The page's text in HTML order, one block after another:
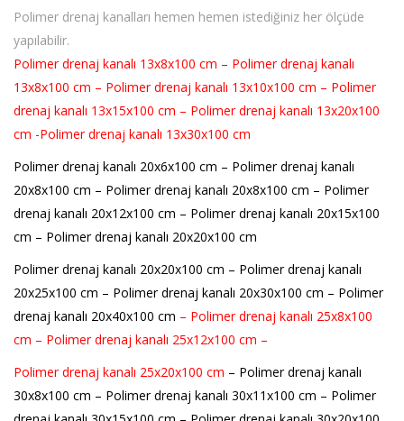
Polimer drenaj kanalları hemen hemen istediğiniz her ölçüde
yapılabilir.
Polimer drenaj kanalı 13x8x100 cm – Polimer drenaj kanalı
13x8x100 cm – Polimer drenaj kanalı 13x10x100 cm – Polimer
drenaj kanalı 13x15x100 cm – Polimer drenaj kanalı 13x20x100
cm -Polimer drenaj kanalı 13x30x100 cm
Polimer drenaj kanalı 20x6x100 cm – Polimer drenaj kanalı
20x8x100 cm – Polimer drenaj kanalı 20x8x100 cm – Polimer
drenaj kanalı 20x12x100 cm – Polimer drenaj kanalı 20x15x100
cm – Polimer drenaj kanalı 20x20x100 cm
Polimer drenaj kanalı 20x20x100 cm – Polimer drenaj kanalı
20x25x100 cm – Polimer drenaj kanalı 20x30x100 cm – Polimer
drenaj kanalı 20x40x100 cm – Polimer drenaj kanalı 25x8x100
cm – Polimer drenaj kanalı 25x12x100 cm –
Polimer drenaj kanalı 25x20x100 cm – Polimer drenaj kanalı
30x8x100 cm – Polimer drenaj kanalı 30x11x100 cm – Polimer